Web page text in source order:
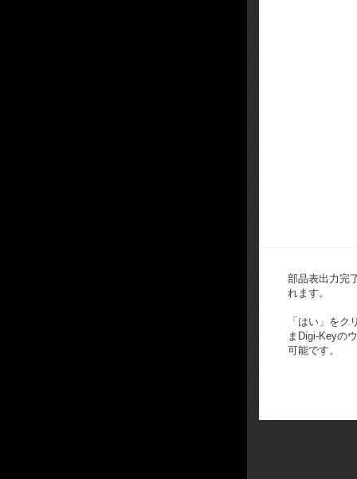
部品表出力完
れます。
「はい」をク
まDigi-Keyの
可能です。